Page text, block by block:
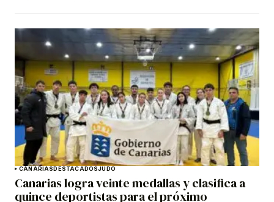
CANARIASDESTACADOSJUDO
Canarias logra veinte medallas y clasifica a
quince deportistas para el próximo